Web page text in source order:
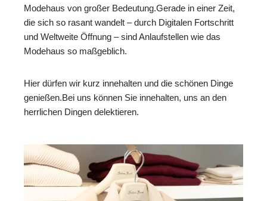
Modehaus von großer Bedeutung.Gerade in einer Zeit,
die sich so rasant wandelt – durch Digitalen Fortschritt
und Weltweite Öffnung – sind Anlaufstellen wie das
Modehaus so maßgeblich.
Hier dürfen wir kurz innehalten und die schönen Dinge
genießen.Bei uns können Sie innehalten, uns an den
herrlichen Dingen delektieren.